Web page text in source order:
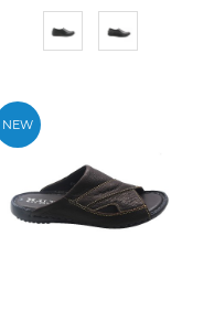
NEW